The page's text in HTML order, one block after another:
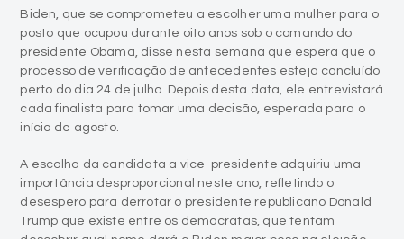
Biden, que se comprometeu a escolher uma mulher para o
posto que ocupou durante oito anos sob o comando do
presidente Obama, disse nesta semana que espera que o
processo de verificação de antecedentes esteja concluído
perto do dia 24 de julho. Depois desta data, ele entrevistará
cada finalista para tomar uma decisão, esperada para o
início de agosto.
A escolha da candidata a vice-presidente adquiriu uma
importância desproporcional neste ano, refletindo o
desespero para derrotar o presidente republicano Donald
Trump que existe entre os democratas, que tentam